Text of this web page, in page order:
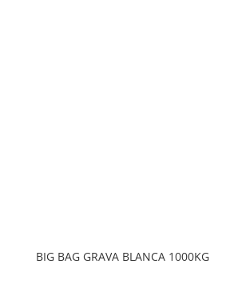
BIG BAG GRAVA BLANCA 1000KG